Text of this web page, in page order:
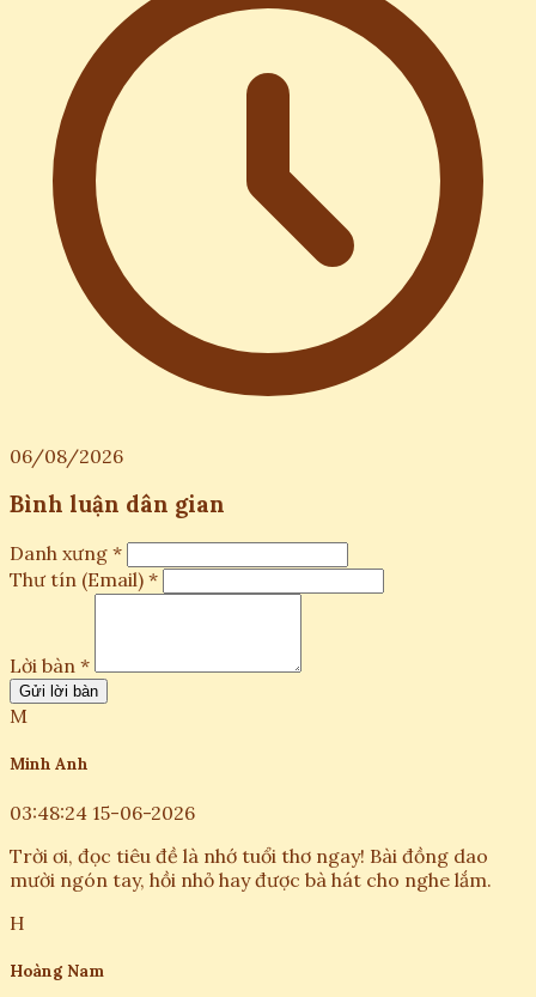
06/08/2026
Bình luận dân gian
Danh xưng *
Thư tín (Email) *
Lời bàn *
Gửi lời bàn
M
Minh Anh
03:48:24 15-06-2026
Trời ơi, đọc tiêu đề là nhớ tuổi thơ ngay! Bài đồng dao
mười ngón tay, hồi nhỏ hay được bà hát cho nghe lắm.
H
Hoàng Nam